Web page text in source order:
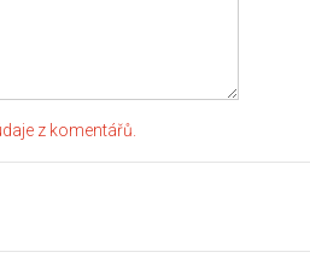
z komentářů.